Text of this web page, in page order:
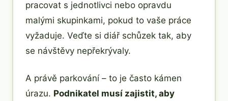
pracovat s jednotlivci nebo opravdu
malými skupinkami, pokud to vaše práce
vyžaduje. Veďte si diář schůzek tak, aby
se návštěvy nepřekrývaly.
A právě parkování – to je často kámen
úrazu. Podnikatel musí zajistit, aby